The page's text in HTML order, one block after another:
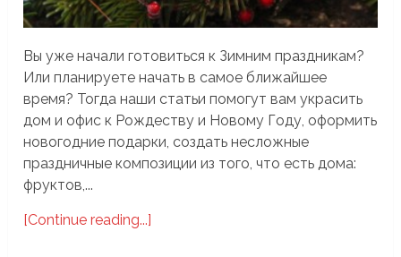
Вы уже начали готовиться к Зимним праздникам?
Или планируете начать в самое ближайшее
время? Тогда наши статьи помогут вам украсить
дом и офис к Рождеству и Новому Году, оформить
новогодние подарки, создать несложные
праздничные композиции из того, что есть дома:
фруктов,...
[Continue reading...]